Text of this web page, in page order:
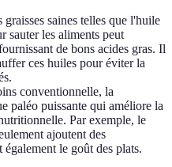
graisses saines telles que l'huile
sauter les aliments peut
de bons acides gras. Il
ces huiles pour éviter la
conventionnelle, la
paléo puissante qui améliore la
Par exemple, le
ajoutent des
le goût des plats.